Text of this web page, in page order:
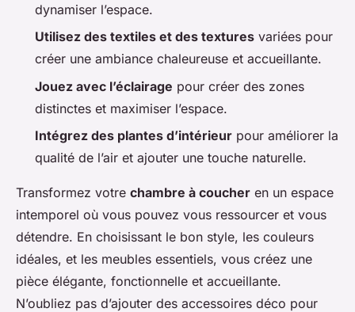
dynamiser l’espace.
Utilisez des textiles et des textures variées pour
créer une ambiance chaleureuse et accueillante.
Jouez avec l’éclairage pour créer des zones
distinctes et maximiser l’espace.
Intégrez des plantes d’intérieur pour améliorer la
qualité de l’air et ajouter une touche naturelle.
Transformez votre chambre à coucher en un espace
intemporel où vous pouvez vous ressourcer et vous
détendre. En choisissant le bon style, les couleurs
idéales, et les meubles essentiels, vous créez une
pièce élégante, fonctionnelle et accueillante.
N’oubliez pas d’ajouter des accessoires déco pour